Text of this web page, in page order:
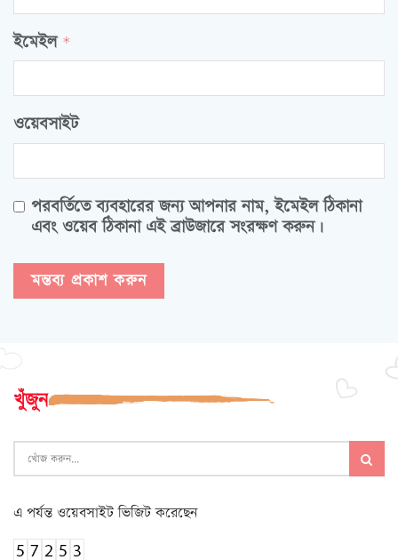
ইমেইল *
ওয়েবসাইট
পরবর্তিতে ব্যবহারের জন্য আপনার নাম, ইমেইল ঠিকানা
এবং ওয়েব ঠিকানা এই ব্রাউজারে সংরক্ষণ করুন।
খুঁজুন
এ পর্যন্ত ওয়েবসাইট ভিজিট করেছেন